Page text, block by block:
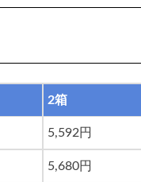
2箱
5,592円
5,680円